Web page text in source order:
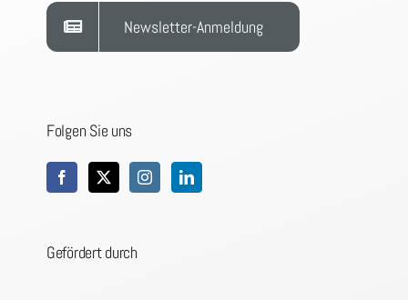
Newsletter-Anmeldung
Folgen Sie uns
Gefördert durch